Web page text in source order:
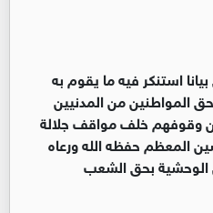
استنكر فيه ما يقوم به
المواطنين من المدنيين
وقوفهم خلف مواقف جلالة
المعظم حفظه الله ورعاه
الوحشية بحق الشعب